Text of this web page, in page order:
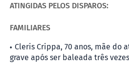
ATINGIDAS PELOS DISPAROS:
FAMILIARES
Cleris Crippa, 70 anos, mãe do
grave após ser baleada três vezes